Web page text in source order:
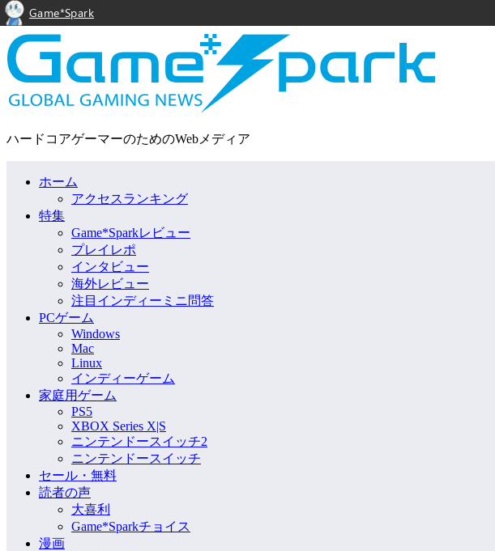
ハードコアゲーマーのためのWebメディア
ホーム
アクセスランキング
特集
Game*Sparkレビュー
プレイレポ
インタビュー
海外レビュー
注目インディーミニ問答
PCゲーム
Windows
Mac
Linux
インディーゲーム
家庭用ゲーム
PS5
XBOX Series X|S
ニンテンドースイッチ2
ニンテンドースイッチ
セール・無料
読者の声
大喜利
Game*Sparkチョイス
漫画
Game*Spark